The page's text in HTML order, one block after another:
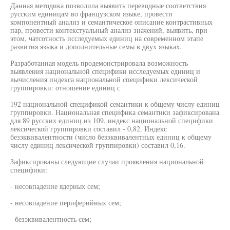
Данная методика позволила выявить переводные соответствия
русским единицам во французском языке, провести
компонентный анализ и семантическое описание контрастивных
пар, провести контекстуальный анализ значений, выявить, при
этом, чатсотность исследуемых единиц на современном этапе
развития языка и дополнительные семы в двух языках.
Разработанная модель продемонстрировала возможность
выявления национальной специфики исследуемых единиц и
вычисления индекса национальной специфики лексической
группировки: отношение единиц с
192 национальной спецификой семантики к общему числу единиц
группировки. Национальная специфика семантики зафиксирована
для 89 русских единиц из 109, индекс национальной специфики
лексической группировки составил - 0,82. Индекс
безэквивалентности (число безэквивалентных единиц к общему
числу единиц лексической группировки) составил 0,16.
Зафиксированы следующие случаи проявления национальной
специфики:
- несовпадение ядерных сем;
- несовпадение периферийных сем;
- безэквивалентность сем;